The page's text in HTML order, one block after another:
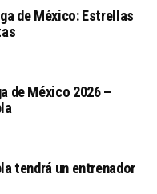
de México: Estrellas
de México 2026 –
tendrá un entrenador